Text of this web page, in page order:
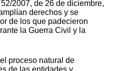
2007, de 26 de diciembre,
derechos y se
de los que padecieron
la Guerra Civil y la
proceso natural de